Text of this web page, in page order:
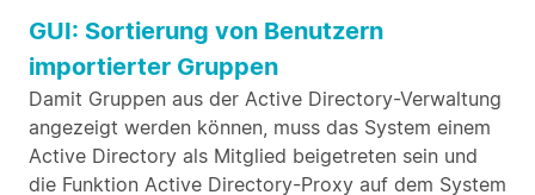
GUI: Sortierung von Benutzern
importierter Gruppen
Damit Gruppen aus der Active Directory-Verwaltung
angezeigt werden können, muss das System einem
Active Directory als Mitglied beigetreten sein und
die Funktion Active Directory-Proxy auf dem System